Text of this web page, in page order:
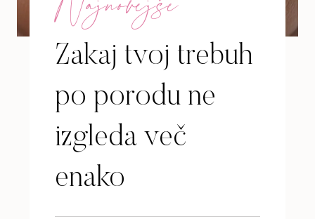
Najnovejše
Zakaj tvoj trebuh
po porodu ne
izgleda več
enako